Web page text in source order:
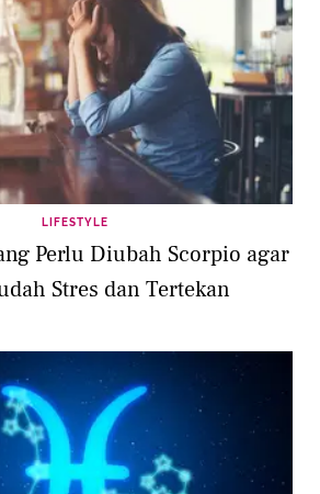
LIFESTYLE
Perlu Diubah Scorpio agar
Stres dan Tertekan